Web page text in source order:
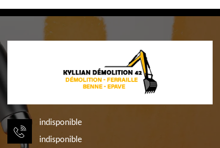
indisponible
indisponible